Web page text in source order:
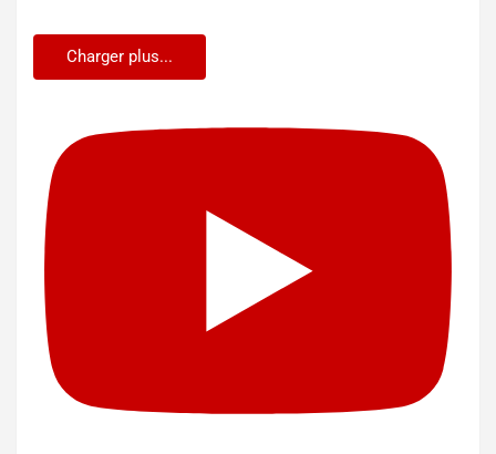
Charger plus...